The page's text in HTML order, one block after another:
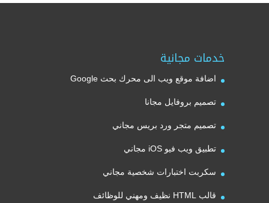
خدمات مجانية
اضافة موقع ويب الى محرك بحث Google
تصميم بروفايل مجانا
تصميم متجر ورد بريس مجاني
تطبيق ويب فيو iOS مجاني
سكربت اختبارات شخصية مجاني
قالب HTML نظيف ومهني للوظائف